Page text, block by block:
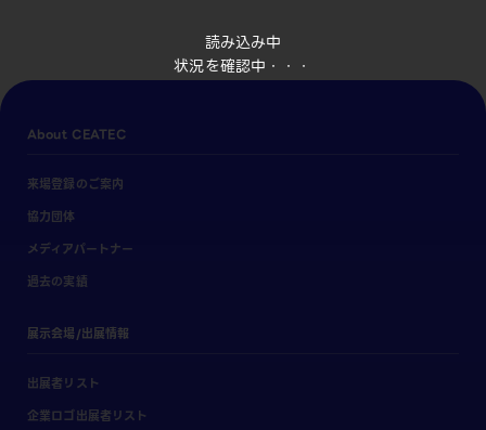
読み込み中
状況を確認中・・・
About CEATEC
来場登録のご案内
協力団体
メディアパートナー
過去の実績
展示会場/出展情報
出展者リスト
企業ロゴ出展者リスト